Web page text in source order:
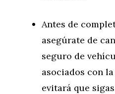
Antes de
asegúrate de
seguro de
asociados con
evitará que